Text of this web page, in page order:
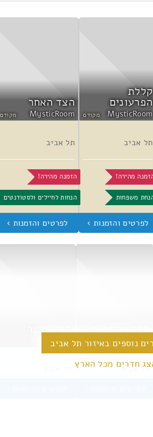
קללת
הפרעונים
MysticRoom מקודם
תל אביב
מהירה!
משפחות
הצד האחר
MysticRoom מקודם
תל אביב
הזמנה מהירה!
הנחות לחיילים ולסטודנטים
ספר הקסמים
MysticRoom
תל אביב
הולי פיצה!
אסקייפ פלייס
נוספים באיזור תל אביב
חדרים מכל הארץ